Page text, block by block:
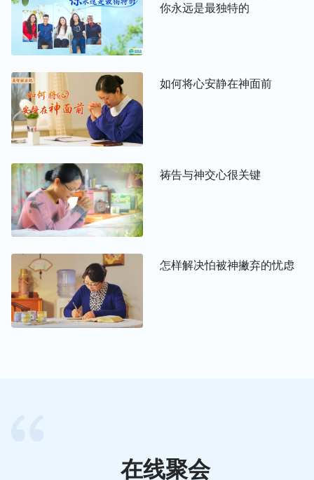
从神的话中我们看到，不管我们是祷告、读经、看神
的话，都需要寻求神的心意，明白
神的心意去实行。当我们临到现实生活中的一些难
的所做所行能符合主的要求，而不是为了肉体利益祈
求，这样的祷告才能蒙主垂听，得到圣灵的开启光
照。
举个例子：就像我们临到病痛的试炼，心里痛苦软
弱，不明白主的心意，也不知该如何站住见证，这就
需要来到主的面前祷告、寻求：我为什么得这么重的
病呢？是不是哪里做的不合神的心意了？是我身上还
有哪些败坏、悖逆的地方？还是神在试炼、熬炼我的
信心呢？我该怎么顺服神摆设的这个环境……一边祷
告一边从神的话中寻求这方面的真理，这样就容易获
得圣灵的开启带领，明白神的心意，从而找到实行的
路途。
你永远是最独特的
如何将心安静在神面前
祷告与神交心很关键
怎样解决怕被神撇弃的忧虑
在线聚会